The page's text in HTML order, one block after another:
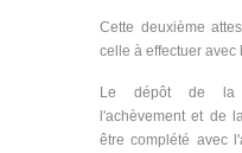
Cette deuxième
celle à effectuer
Le dépôt de la
l'achèvement et de
être complété avec